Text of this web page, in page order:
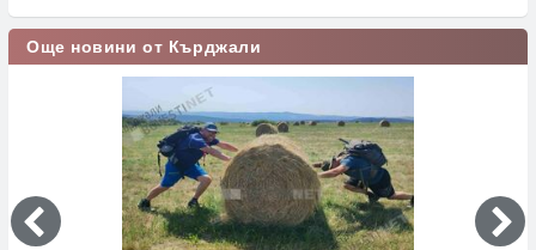
Още новини от Кърджали